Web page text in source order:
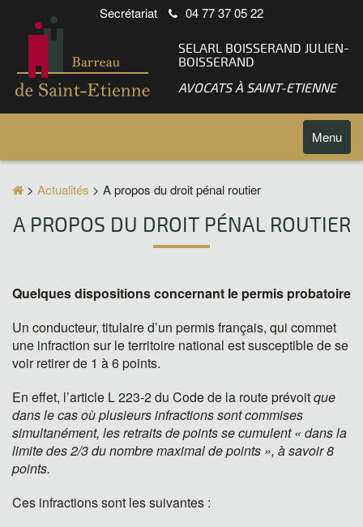
Secrétariat 04 77 37 05 22
SELARL BOISSERAND JULIEN-
BOISSERAND
AVOCATS À SAINT-ETIENNE
Toggle
Menu
> Actualités > A propos du droit pénal routier
A PROPOS DU DROIT PÉNAL ROUTIER
Quelques dispositions concernant le permis probatoire
Un conducteur, titulaire d’un permis français, qui commet
une infraction sur le territoire national est susceptible de se
voir retirer de 1 à 6 points.
En effet, l’article L 223-2 du Code de la route prévoitque
dans le cas où plusieurs infractions sont commises
simultanément, les retraits de points se cumulent « dans la
limite des 2/3 du nombre maximal de points », à savoir 8
points.
Ces infractions sont les suivantes :